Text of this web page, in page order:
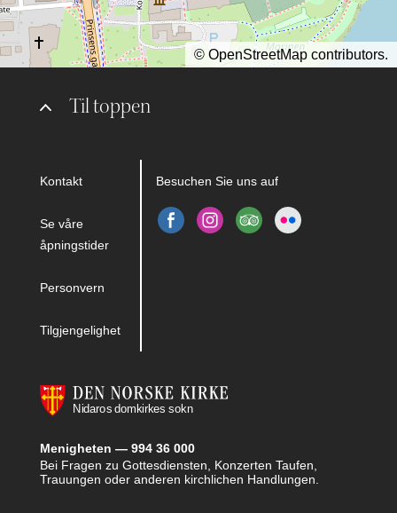
Til toppen
Kontakt
Se våre
åpningstider
Personvern
Tilgjengelighet
Besuchen Sie uns auf
Menigheten — 994 36 000
Bei Fragen zu Gottesdiensten, Konzerten Taufen,
Trauungen oder anderen kirchlichen Handlungen.
© OpenStreetMap contributors.